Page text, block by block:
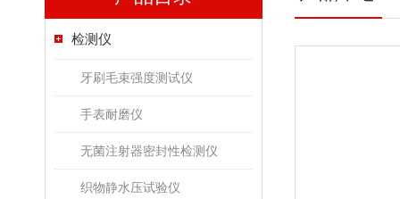
检测仪
牙刷毛束强度测试仪
手表耐磨仪
无菌注射器密封性检测仪
织物静水压试验仪